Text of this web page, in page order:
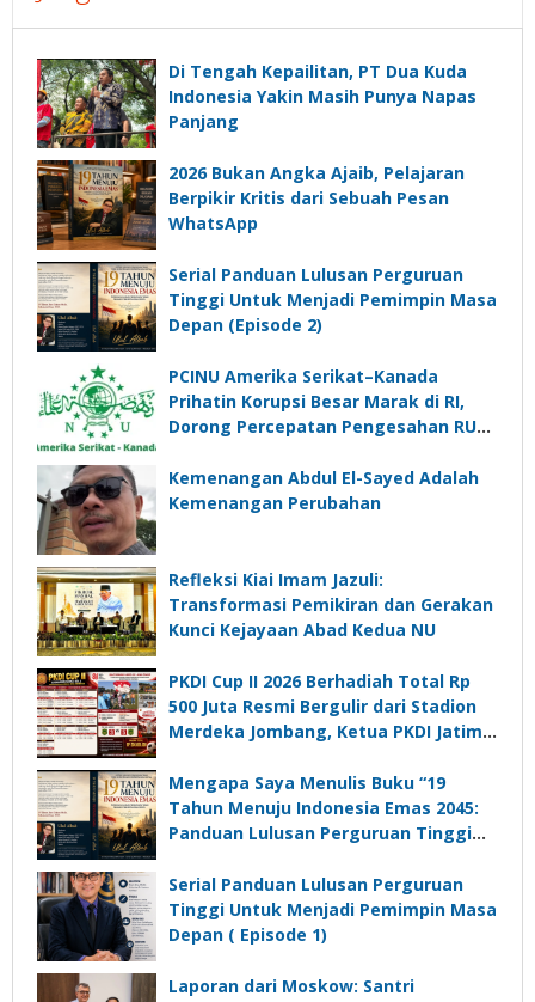
Di Tengah Kepailitan, PT Dua Kuda
Indonesia Yakin Masih Punya Napas
Panjang
2026 Bukan Angka Ajaib, Pelajaran
Berpikir Kritis dari Sebuah Pesan
WhatsApp
Serial Panduan Lulusan Perguruan
Tinggi Untuk Menjadi Pemimpin Masa
Depan (Episode 2)
PCINU Amerika Serikat–Kanada
Prihatin Korupsi Besar Marak di RI,
Dorong Percepatan Pengesahan RUU
Kemenangan Abdul El-Sayed Adalah
Kemenangan Perubahan
Refleksi Kiai Imam Jazuli:
Transformasi Pemikiran dan Gerakan
Kunci Kejayaan Abad Kedua NU
PKDI Cup II 2026 Berhadiah Total Rp
500 Juta Resmi Bergulir dari Stadion
Merdeka Jombang, Ketua PKDI Jatim:
Komunikasi Kades untuk Memajukan
Desa
Mengapa Saya Menulis Buku “19
Tahun Menuju Indonesia Emas 2045:
Panduan Lulusan Perguruan Tinggi
Depan”?
Serial Panduan Lulusan Perguruan
Tinggi Untuk Menjadi Pemimpin Masa
Depan ( Episode 1)
Laporan dari Moskow: Santri